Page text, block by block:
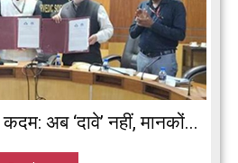
अब ‘दावे’ नहीं, मानकों...